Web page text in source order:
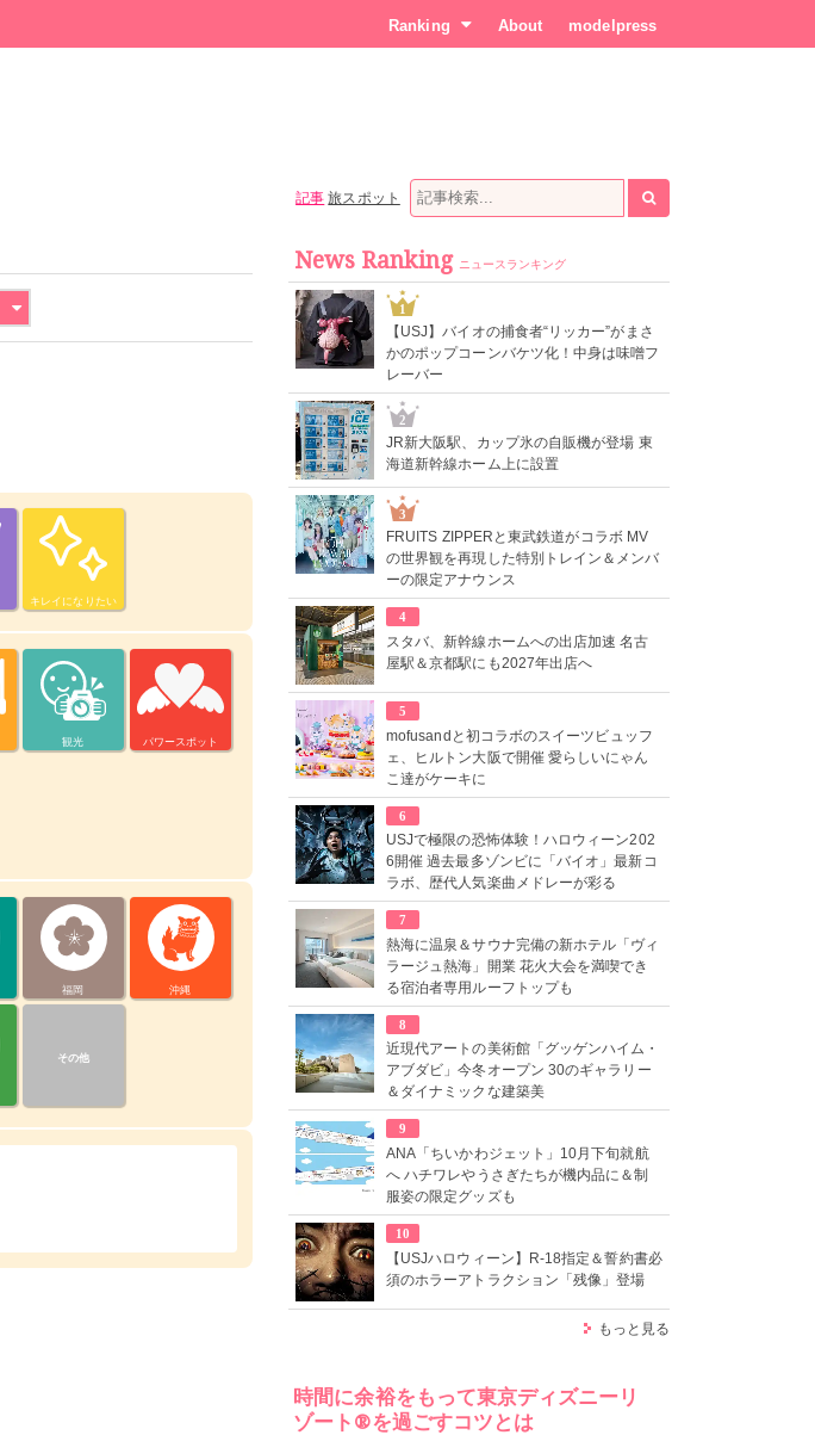
Ranking About modelpress
キレイになりたい
観光 パワースポット
福岡 沖縄
その他
記事 旅スポット
News Ranking ニュースランキング
1
【USJ】バイオの捕食者“リッカー”がまさ
かのポップコーンバケツ化！中身は味噌フ
レーバー
2
JR新大阪駅、カップ氷の自販機が登場 東
海道新幹線ホーム上に設置
3
FRUITS ZIPPERと東武鉄道がコラボ MV
の世界観を再現した特別トレイン＆メンバ
ーの限定アナウンス
4
スタバ、新幹線ホームへの出店加速 名古
屋駅＆京都駅にも2027年出店へ
5
mofusandと初コラボのスイーツビュッフ
ェ、ヒルトン大阪で開催 愛らしいにゃん
こ達がケーキに
6
USJで極限の恐怖体験！ハロウィーン202
6開催 過去最多ゾンビに「バイオ」最新コ
ラボ、歴代人気楽曲メドレーが彩る
7
熱海に温泉＆サウナ完備の新ホテル「ヴィ
ラージュ熱海」開業 花火大会を満喫でき
る宿泊者専用ルーフトップも
8
近現代アートの美術館「グッゲンハイム・
アブダビ」今冬オープン 30のギャラリー
＆ダイナミックな建築美
9
ANA「ちいかわジェット」10月下旬就航
へ ハチワレやうさぎたちが機内品に＆制
服姿の限定グッズも
10
【USJハロウィーン】R-18指定＆誓約書必
須のホラーアトラクション「残像」登場
もっと見る
時間に余裕をもって東京ディズニーリ
ゾート®を過ごすコツとは